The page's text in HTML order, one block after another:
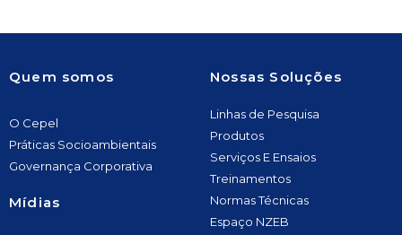
Quem somos
O Cepel
Práticas Socioambientais
Governança Corporativa
Mídias
Nossas Soluções
Linhas de Pesquisa
Produtos
Serviços E Ensaios
Treinamentos
Normas Técnicas
Espaço NZEB